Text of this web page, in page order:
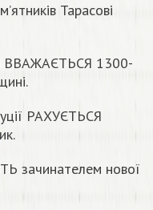
Тарасові
ВВАЖАЄТЬСЯ 1300-
РАХУЄТЬСЯ
зачинателем нової